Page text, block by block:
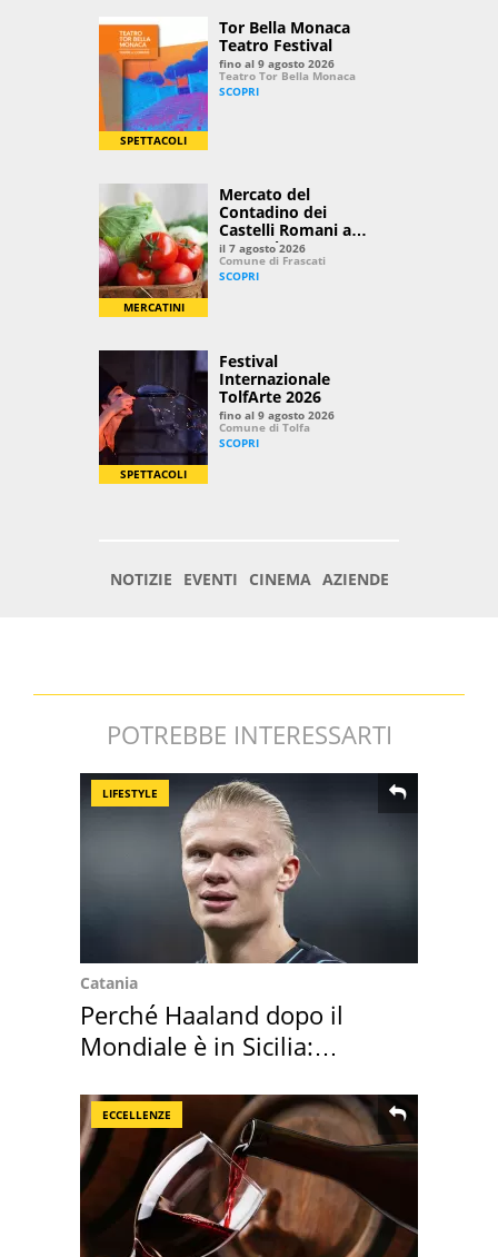
POTREBBE INTERESSARTI
LIFESTYLE
Catania
Perché Haaland dopo il
Mondiale è in Sicilia:
ECCELLENZE